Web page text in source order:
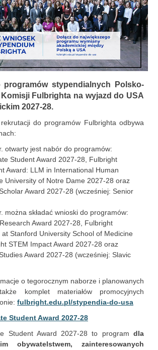
programów stypendialnych Polsko-
Fulbrighta na wyjazd do USA
2027-28.
do programów Fulbrighta odbywa
otwarty jest nabór do programów:
Student Award 2027-28, Fulbright
Award: LLM in International Human
University of Notre Dame 2027-28 oraz
Award 2027-28 (wcześniej: Senior
można składać wnioski do programów:
Award 2027-28, Fulbright
at Stanford University School of Medicine
STEM Impact Award 2027-28 oraz
Award 2027-28 (wcześniej: Slavic
o tegorocznym naborze i planowanych
komplet materiałów promocyjnych
fulbright.edu.pl/stypendia-do-usa
Student Award 2027-28
Student Award 2027-28 to program dla
obywatelstwem, zainteresowanych